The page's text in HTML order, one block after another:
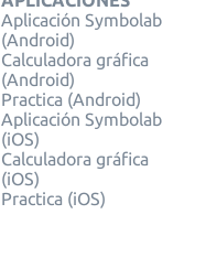
Aplicación Symbolab
(Android)
Calculadora gráfica
(Android)
Practica (Android)
Aplicación Symbolab
(iOS)
Calculadora gráfica
(iOS)
Practica (iOS)